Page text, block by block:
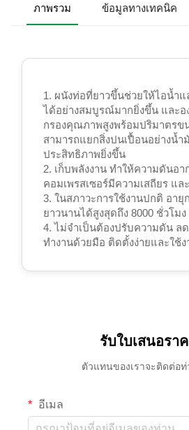
ภาพรวม ข้อมูลทางเทคนิค
1. ผนังท่อที่ยาวขึ้นช่วยให้ไอน้ำ
ได้อย่างสมบูรณ์มากยิ่งขึ้น และอ
กรองคุณภาพสูงพร้อมปริมาตรข
สามารถแยกสิ่งปนเปื้อนอย่างน้
ประสิทธิภาพยิ่งขึ้น
2. เก็บพลังงาน ทำให้ความดันอา
คอมเพรสเซอร์มีความเสถียร แล
3. ในสภาวะการใช้งานปกติ อายุ
ยาวนานได้สูงสุดถึง 8000 ชั่วโมง
4. ไม่จำเป็นต้องปรับความดัน ล
ทำงานด้วยมือ ติดตั้งง่ายและใช้
รับใบเสนอรา
ตัวแทนของเราจะติดต่อท่
อีเมล